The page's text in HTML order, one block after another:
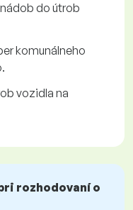
do útrob
komunálneho
vozidla na
rozhodovaní o